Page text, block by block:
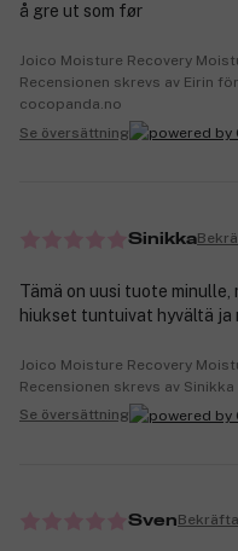
å gre ut som før
Joico Moisture Recovery
Recensionen skrevs av Eirin för
cocopanda.no
Se översättning
Sinikka
Tämä on uusi tuote
hiukset tuntuivat hyvältä
Joico Moisture Recovery
Recensionen skrevs av
Se översättning
Sven